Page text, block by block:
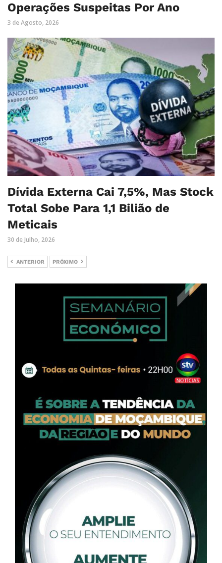
Operações Suspeitas Por Ano
3 de Agosto, 2026
Dívida Externa Cai 7,5%, Mas Stock
Total Sobe Para 1,1 Bilião de
Meticais
30 de Julho, 2026
ANTERIOR PRÓXIMO